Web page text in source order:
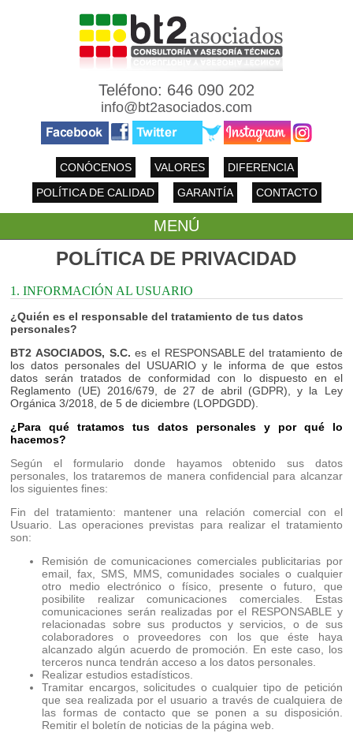
Teléfono: 646 090 202
info@bt2asociados.com
CONÓCENOS VALORES
DIFERENCIA
POLÍTICA DE CALIDAD
GARANTÍA CONTACTO
MENÚ
POLÍTICA DE PRIVACIDAD
1. INFORMACIÓN AL USUARIO
¿Quién es el responsable del tratamiento de tus datos
personales?
BT2 ASOCIADOS, S.C.es el RESPONSABLE del tratamiento de
los datos personales del USUARIO y le informa de que estos
datos serán tratados de conformidad con lo dispuesto en el
Reglamento (UE) 2016/679, de 27 de abril (GDPR), y la Ley
Orgánica 3/2018, de 5 de diciembre (LOPDGDD).
¿Para qué tratamos tus datos personales y por qué lo
hacemos?
Según el formulario donde hayamos obtenido sus datos
personales, los trataremos de manera confidencial para alcanzar
los siguientes fines:
Fin del tratamiento: mantener una relación comercial con el
Usuario. Las operaciones previstas para realizar el tratamiento
son:
Remisión de comunicaciones comerciales publicitarias por
email, fax, SMS, MMS, comunidades sociales o cualquier
otro medio electrónico o físico, presente o futuro, que
posibilite realizar comunicaciones comerciales. Estas
comunicaciones serán realizadas por el RESPONSABLE y
relacionadas sobre sus productos y servicios, o de sus
colaboradores o proveedores con los que éste haya
alcanzado algún acuerdo de promoción. En este caso, los
terceros nunca tendrán acceso a los datos personales.
Realizar estudios estadísticos.
Tramitar encargos, solicitudes o cualquier tipo de petición
que sea realizada por el usuario a través de cualquiera de
las formas de contacto que se ponen a su disposición.
Remitir el boletín de noticias de la página web.